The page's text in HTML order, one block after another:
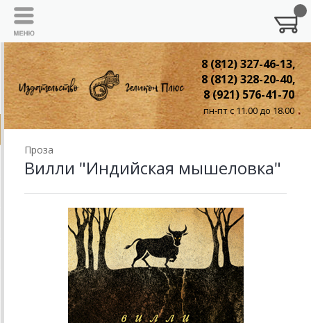
8 (812) 327-46-13,
8 (812) 328-20-40,
8 (921) 576-41-70
пн-пт с 11.00 до 18.00
Проза
Вилли "Индийская мышеловка"